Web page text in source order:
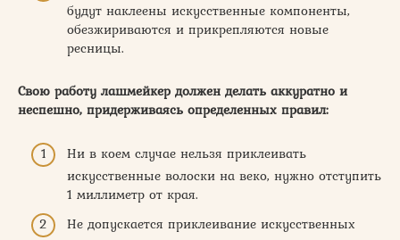
будут наклеены искусственные компоненты,
обезжириваются и прикрепляются новые
ресницы.
Свою работу лашмейкер должен делать аккуратно и
неспешно, придерживаясь определенных правил:
Ни в коем случае нельзя приклеивать
искусственные волоски на веко, нужно отступить
1 миллиметр от края.
Не допускается приклеивание искусственных